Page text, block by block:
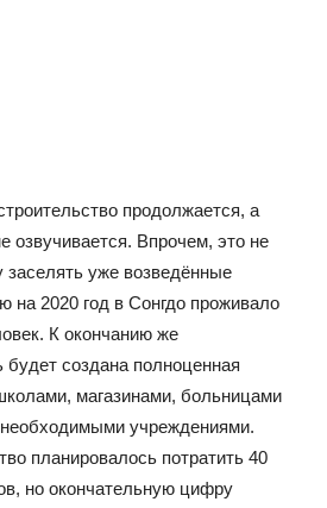
продолжается, а
озвучивается. Впрочем, это не
уже возведённые
на 2020 год в Сонгдо проживало
К окончанию же
будет создана полноценная
магазинами, больницами
учреждениями.
планировалось потратить 40
но окончательную цифру